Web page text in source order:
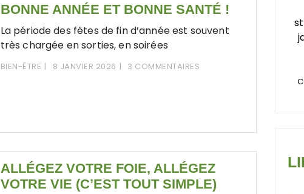
BONNE ANNÉE ET BONNE SANTÉ !
La période des fêtes de fin d’année est souvent
très chargée en sorties, en soirées
BIEN-ÊTRE 8 JANVIER 2026 3 COMMENTAIRES
ALLÉGEZ VOTRE FOIE, ALLÉGEZ
VOTRE VIE (C’EST TOUT SIMPLE)